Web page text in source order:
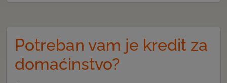
Potreban vam je kredit za
domaćinstvo?